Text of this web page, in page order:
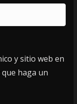
y sitio web en
haga un